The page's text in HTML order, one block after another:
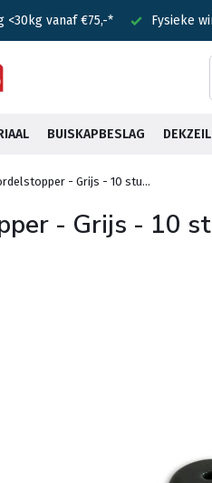
<30kg vanaf €75,-* Fysieke
BUISKAPBESLAG
- Grijs - 10 stu...
- Grijs - 10